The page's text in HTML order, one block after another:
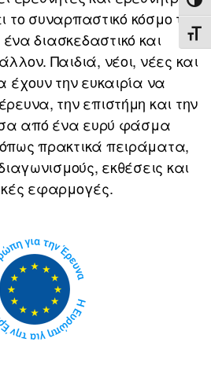
συναρπαστικό κόσμο της
διασκεδαστικό και
Παιδιά, νέοι, νέες και
έχουν την ευκαιρία να
την επιστήμη και την
από ένα ευρύ φάσμα
πρακτικά πειράματα,
εκθέσεις και
εφαρμογές.